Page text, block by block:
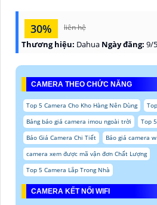
30% liên hệ
Thương hiệu: Dahua Ngày đăng: 9/
CAMERA THEO CHỨC NĂNG
Top 5 Camera Cho Kho Hàng Nên Dùng
Bảng báo giá camera imou ngoài trời
Top
Báo Giá Camera Chi Tiết
Báo giá camera
camera xem được mã vận đơn Chất Lượng
Top 5 Camera Lắp Trong Nhà
CAMERA KẾT NỐI WIFI